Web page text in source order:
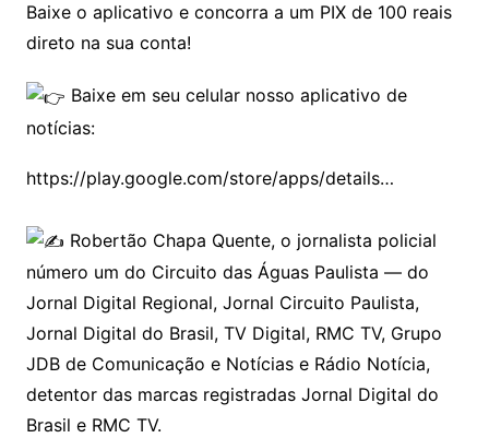
Baixe o aplicativo e concorra a um PIX de 100 reais
direto na sua conta!
Baixe em seu celular nosso aplicativo de
notícias:
https://play.google.com/store/apps/details…
Robertão Chapa Quente, o jornalista policial
número um do Circuito das Águas Paulista — do
Jornal Digital Regional, Jornal Circuito Paulista,
Jornal Digital do Brasil, TV Digital, RMC TV, Grupo
JDB de Comunicação e Notícias e Rádio Notícia,
detentor das marcas registradas Jornal Digital do
Brasil e RMC TV.